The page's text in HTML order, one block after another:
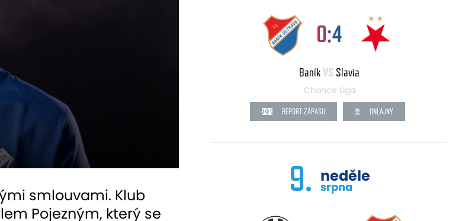
smlouvami. Klub
Pojezným, který se
0:4
BaníkVS Slavia
Chance Liga
REPORT ZÁPASU ONLAJNY
9. neděle
srpna